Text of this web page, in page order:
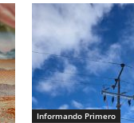
Informando Primero